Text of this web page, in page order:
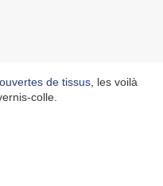
de tissus , les voilà
colle.